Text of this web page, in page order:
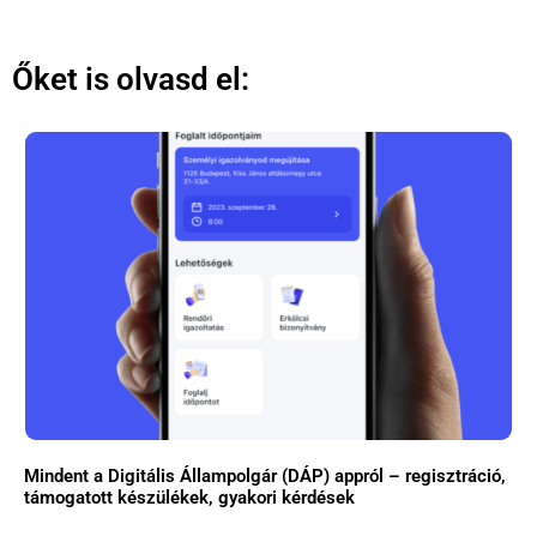
Őket is olvasd el:
Mindent a Digitális Állampolgár (DÁP) appról – regisztráció,
támogatott készülékek, gyakori kérdések